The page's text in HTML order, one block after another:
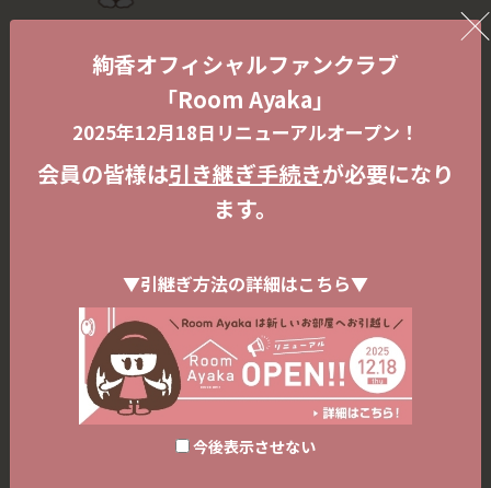
絢香オフィシャルファンクラブ
「Room Ayaka」
2025年12月18日リニューアルオープン！
会員の皆様は引き継ぎ手続きが必要になり
ます。
▼引継ぎ方法の詳細はこちら▼
今後表示させない